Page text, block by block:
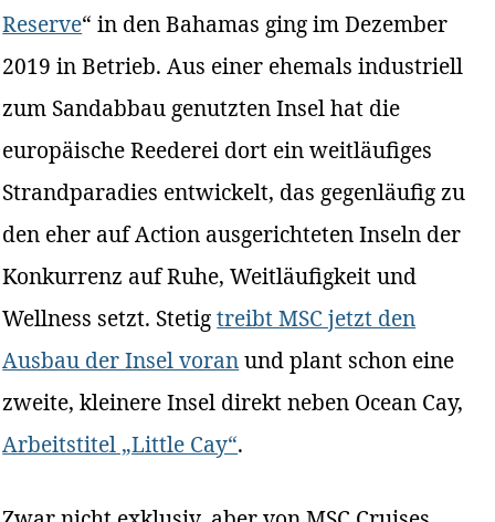
Reserve“ in den Bahamas ging im Dezember
2019 in Betrieb. Aus einer ehemals industriell
zum Sandabbau genutzten Insel hat die
europäische Reederei dort ein weitläufiges
Strandparadies entwickelt, das gegenläufig zu
den eher auf Action ausgerichteten Inseln der
Konkurrenz auf Ruhe, Weitläufigkeit und
Wellness setzt. Stetigtreibt MSC jetzt den
Ausbau der Insel voranund plant schon eine
zweite, kleinere Insel direkt neben Ocean Cay,
Arbeitstitel „Little Cay“.